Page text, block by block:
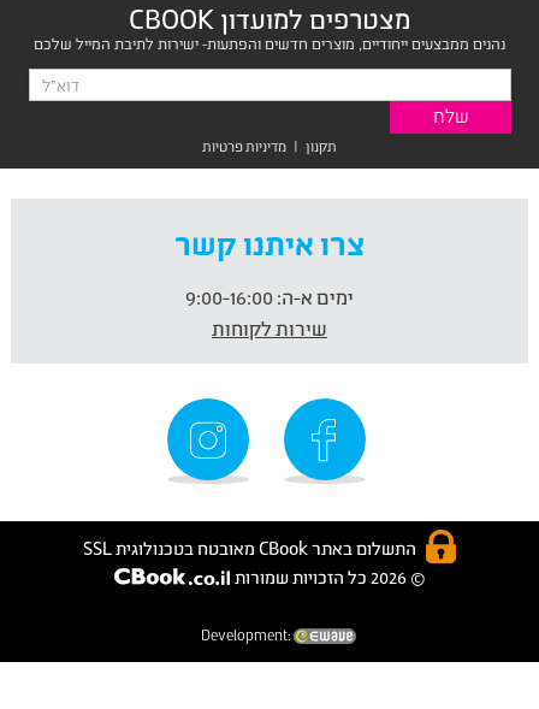
מצטרפים למועדון CBOOK
נהנים ממבצעים ייחודיים, מוצרים חדשים והפתעות- ישירות לתיבת המייל שלכם
תקנון | מדיניות פרטיות
צרו איתנו קשר
ימים א-ה:
שירות לקוחות
התשלום באתר CBook מאובטח בטכנולוגית SSL
© 2026 כל הזכויות שמורות
Development: